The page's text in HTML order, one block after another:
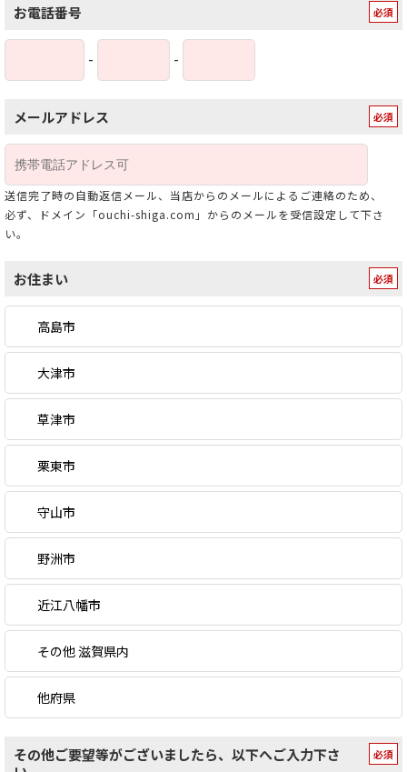
お電話番号
- -
メールアドレス
送信完了時の自動返信メール、当店からのメールによるご連絡のため、
必ず、ドメイン「ouchi-shiga.com」からのメールを受信設定して下さ
い。
お住まい
高島市
大津市
草津市
栗東市
守山市
野洲市
近江八幡市
その他 滋賀県内
他府県
その他ご要望等がございましたら、以下へご入力下さ